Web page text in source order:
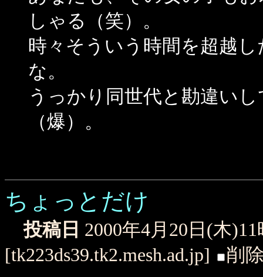
しゃる（笑）。
時々そういう時間を超越
な。
うっかり同世代と勘違い
（爆）。
ちょっとだけ
投稿日 2000年4月20日(木
[tk223ds39.tk2.mesh.ad.jp]
削